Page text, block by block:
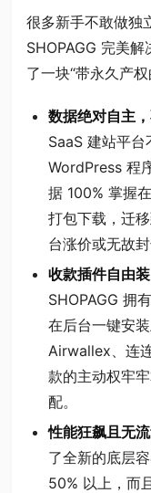
很多新手不敢做独
SHOPAGG 完美
了一块“带永久产权
数据绝对自主
SaaS 建站平台
WordPress 程
据 100% 掌握
打包下载，迁
台涨价或无故封
收款插件自由
SHOPAGG 拥
在后台一键安
Airwallex、连
款的主动权牢
配。
性能狂飙且无
了全新的底层
50% 以上，而且